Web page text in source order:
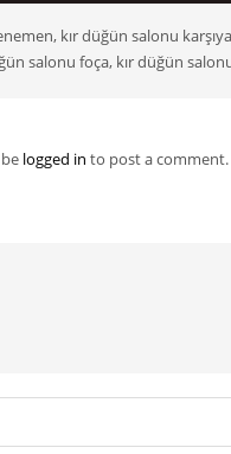
kır düğün salonu
salonu foça, kır düğün
logged in to post a comment.